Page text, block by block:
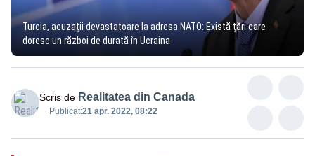
Turcia, acuzații devastatoare la adresa NATO: Există țări care
doresc un război de durată în Ucraina
Scris de Realitatea din Canada
Publicat:21 apr. 2022, 08:22